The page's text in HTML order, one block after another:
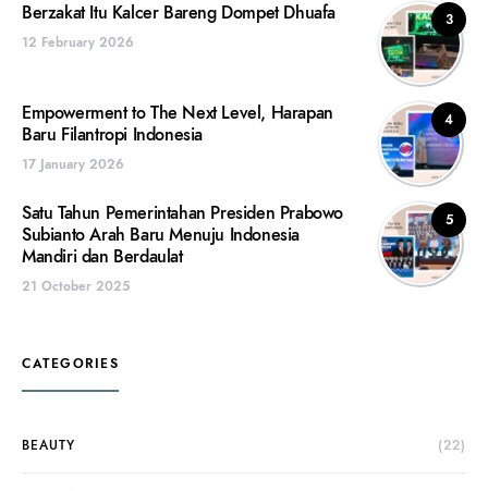
3
Berzakat Itu Kalcer Bareng Dompet Dhuafa
12 February 2026
4
Empowerment to The Next Level, Harapan
Baru Filantropi Indonesia
17 January 2026
5
Satu Tahun Pemerintahan Presiden Prabowo
Subianto Arah Baru Menuju Indonesia
Mandiri dan Berdaulat
21 October 2025
CATEGORIES
BEAUTY (22)